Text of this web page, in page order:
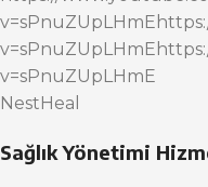
v=sPnuZUpLHmE
NestHeal
Sağlık Yönetimi